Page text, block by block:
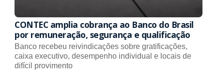
CONTEC amplia cobrança ao Banco do Brasil
por remuneração, segurança e qualificação
Banco recebeu reivindicações sobre gratificações,
caixa executivo, desempenho individual e locais de
difícil provimento